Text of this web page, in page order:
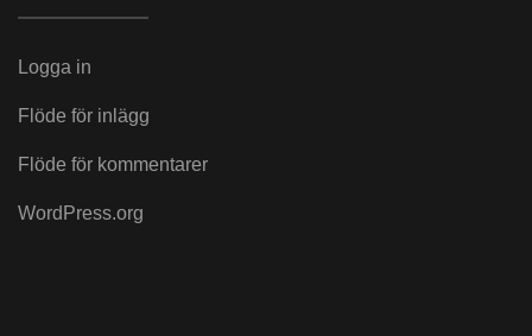
Logga in
Flöde för inlägg
Flöde för kommentarer
WordPress.org